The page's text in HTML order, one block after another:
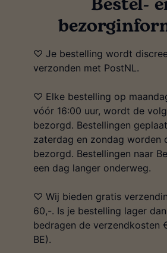
♡ Je bestelling wordt
verzonden met PostNL.
♡ Elke bestelling op
vóór 16:00 uur, wordt de
bezorgd. Bestellingen
zaterdag en zondag worden
bezorgd. Bestellingen naar
een dag langer onderweg.
♡ Wij bieden gratis
60,-. Is je bestelling lager
bedragen de verzendkosten
BE).